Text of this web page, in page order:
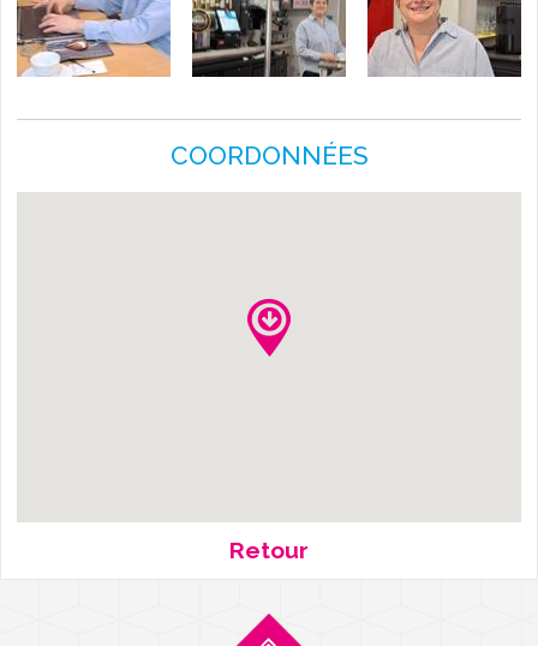
COORDONNÉES
Retour